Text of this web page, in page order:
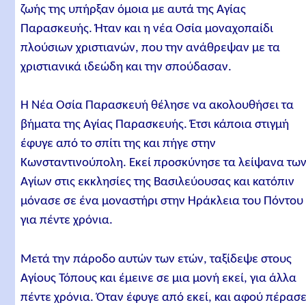
ζωής της υπήρξαν όμοια με αυτά της Αγίας
Παρασκευής. Ήταν και η νέα Οσία μοναχοπαίδι
πλούσιων χριστιανών, που την ανάθρεψαν με τα
χριστιανικά ιδεώδη και την σπούδασαν.
Η Νέα Οσία Παρασκευή θέλησε να ακολουθήσει τα
βήματα της Αγίας Παρασκευής. Έτσι κάποια στιγμή
έφυγε από το σπίτι της και πήγε στην
Κωνσταντινούπολη. Εκεί προσκύνησε τα λείψανα
Αγίων στις εκκλησίες της Βασιλεύουσας και κατόπιν
μόνασε σε ένα μοναστήρι στην Ηράκλεια του Πόντου
για πέντε χρόνια.
Μετά την πάροδο αυτών των ετών, ταξίδεψε στους
Αγίους Τόπους και έμεινε σε μια μονή εκεί, για άλλα
πέντε χρόνια. Όταν έφυγε από εκεί, και αφού